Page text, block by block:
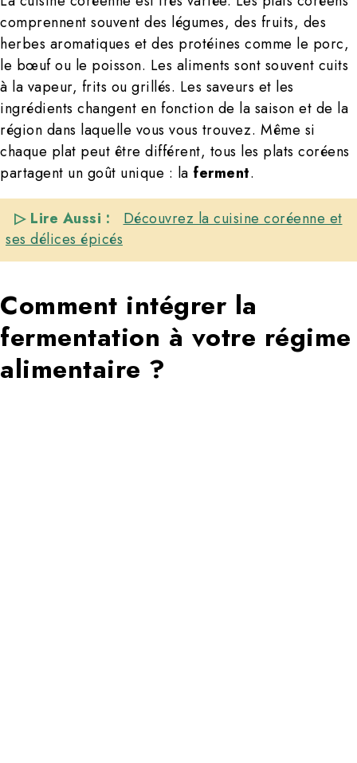
comprennent souvent des légumes, des fruits, des
herbes aromatiques et des protéines comme le porc,
le bœuf ou le poisson. Les aliments sont souvent cuits
à la vapeur, frits ou grillés. Les saveurs et les
ingrédients changent en fonction de la saison et de la
région dans laquelle vous vous trouvez. Même si
chaque plat peut être différent, tous les plats coréens
partagent un goût unique : la ferment.
▷ Lire Aussi :
Découvrez la cuisine coréenne et
ses délices épicés
Comment intégrer la
fermentation à votre régime
alimentaire ?